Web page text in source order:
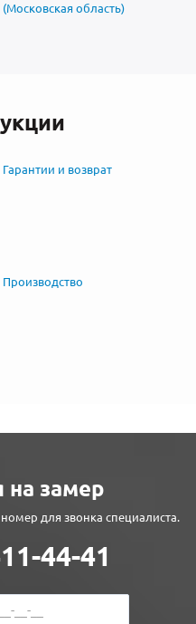
(Московская область)
Гарантии и возврат
Производство
на замер
для звонка специалиста.
44-41